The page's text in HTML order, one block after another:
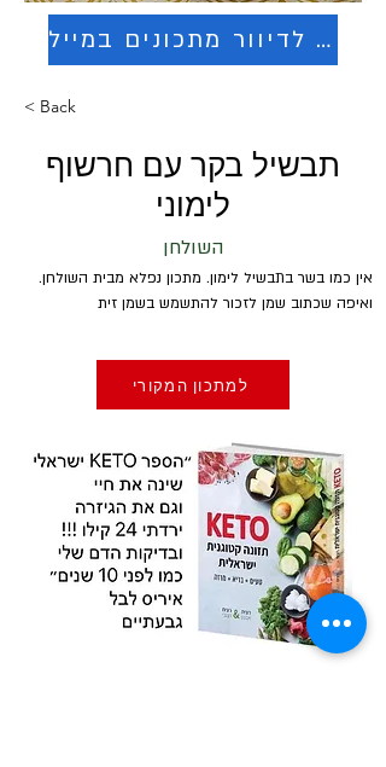
הרשמה לדיוור מתכונים במייל
< Back
תבשיל בקר עם חרשוף
לימוני
השולחן
אין כמו בשר בתבשיל לימון. מתכון נפלא מבית השולחן.
ואיפה שכתוב שמן לזכור להתשמש בשמן זית
למתכון המקורי